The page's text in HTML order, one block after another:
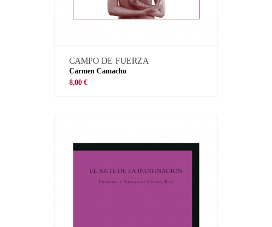
CAMPO DE FUERZA
Carmen Camacho
8,00 €